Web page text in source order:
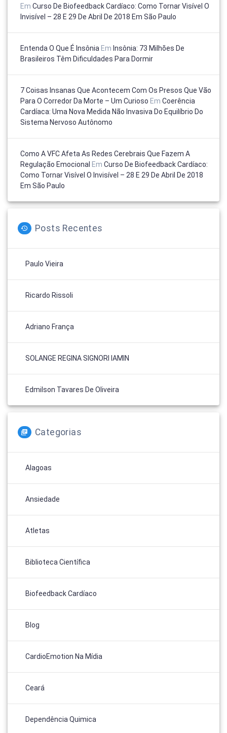
Em Curso De Biofeedback Cardíaco: Como Tornar Visível O
Invisível – 28 E 29 De Abril De 2018 Em São Paulo
Entenda O Que É Insônia Em Insônia: 73 Milhões De
Brasileiros Têm Dificuldades Para Dormir
7 Coisas Insanas Que Acontecem Com Os Presos Que Vão
Para O Corredor Da Morte – Um Curioso Em Coerência
Cardíaca: Uma Nova Medida Não Invasiva Do Equilíbrio Do
Sistema Nervoso Autônomo
Como A VFC Afeta As Redes Cerebrais Que Fazem A
Regulação Emocional Em Curso De Biofeedback Cardíaco:
Como Tornar Visível O Invisível – 28 E 29 De Abril De 2018
Em São Paulo
Posts Recentes
Paulo Vieira
Ricardo Rissoli
Adriano França
SOLANGE REGINA SIGNORI IAMIN
Edmilson Tavares De Oliveira
Categorias
Alagoas
Ansiedade
Atletas
Biblioteca Científica
Biofeedback Cardíaco
Blog
CardioEmotion Na Mídia
Ceará
Dependência Quimica